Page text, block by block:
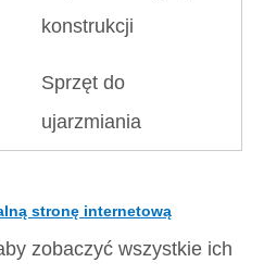
konstrukcji
Sprzęt do
ujarzmiania
stronę internetową
zobaczyć wszystkie ich